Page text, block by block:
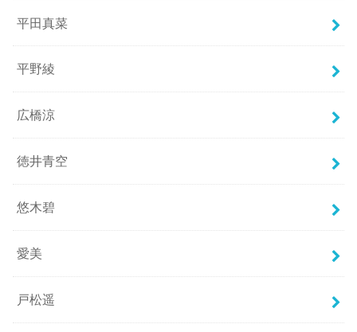
平田真菜
平野綾
広橋涼
徳井青空
悠木碧
愛美
戸松遥